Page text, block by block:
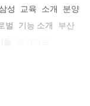
성 교육 소개
분양
벌 기능 소개
부산